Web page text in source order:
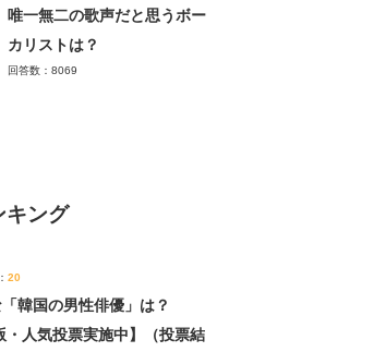
唯一無二の歌声だと思うボー
カリストは？
回答数：8069
キング
20
韓国の男性俳優」は？
・人気投票実施中】（投票結